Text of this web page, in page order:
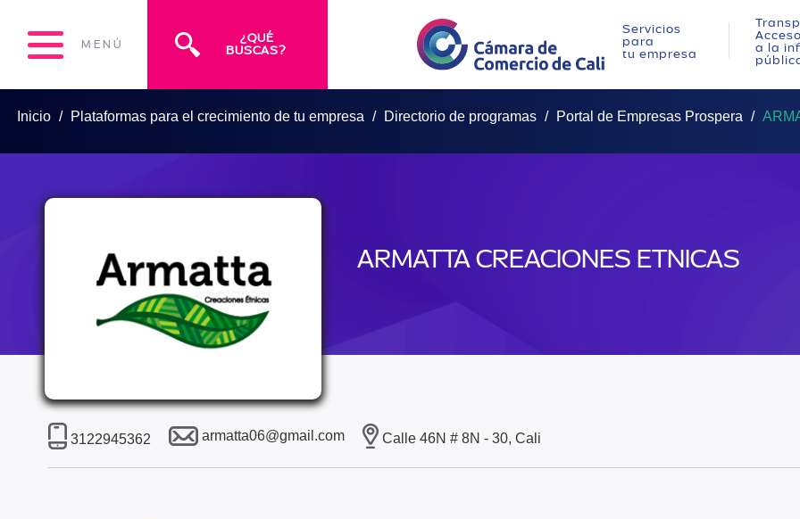
MENÚ
¿QUÉ
BUSCAS?
Servicios
para
tu empresa
Acceso
a la
Inicio Plataformas para el crecimiento de tu empresa Directorio de programas Portal de Empresas Prospera
ARMATTA CREACIONES ETNICAS
3122945362 armatta06@gmail.com Calle 46N # 8N - 30, Cali